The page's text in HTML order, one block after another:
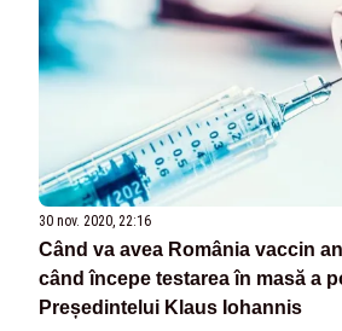
30 nov. 2020, 22:16
Când va avea România vaccin
când începe testarea în masă a
Președintelui Klaus Iohannis